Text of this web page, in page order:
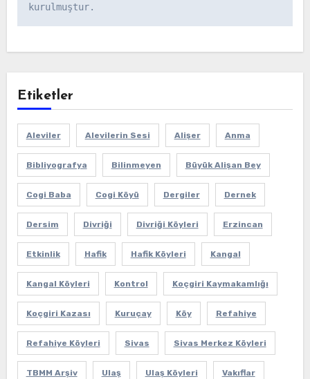
kurulmuştur.
Etiketler
Aleviler Alevilerin Sesi Alişer Anma
Bibliyografya Bilinmeyen Büyük Alişan Bey
Cogi Baba Cogi Köyü Dergiler Dernek
Dersim Divriği Divriği Köyleri Erzincan
Etkinlik Hafik Hafik Köyleri Kangal
Kangal Köyleri Kontrol Koçgiri Kaymakamlığı
Koçgiri Kazası Kuruçay Köy Refahiye
Refahiye Köyleri Sivas Sivas Merkez Köyleri
TBMM Arşiv Ulaş Ulaş Köyleri Vakıflar